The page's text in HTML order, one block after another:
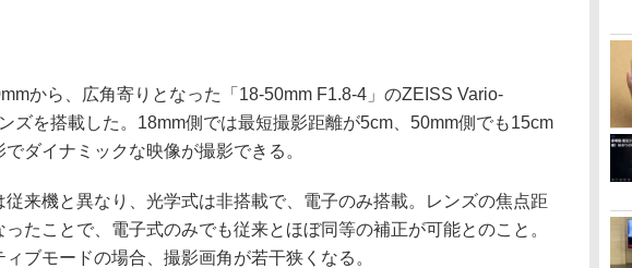
から、広角寄りとなった「18-50mm F1.8-4」のZEISS Vario-
ズを搭載した。18mm側では最短撮影距離が5cm、50mm側でも15cm
でダイナミックな映像が撮影できる。
従来機と異なり、光学式は非搭載で、電子のみ搭載。レンズの焦点距
たことで、電子式のみでも従来とほぼ同等の補正が可能とのこと。
ィブモードの場合、撮影画角が若干狭くなる。